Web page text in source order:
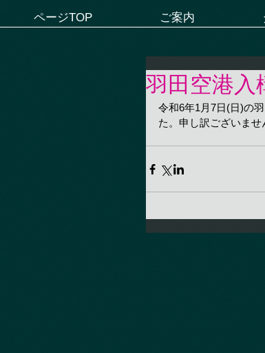
ページTOP ご案内
羽田空港入
令和6年1月7日(日)の
た。申し訳ございま